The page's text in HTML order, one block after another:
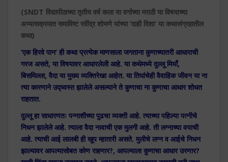
(SNDT विद्यापीठाच्या तृतीय वर्ष कला या वर्गाच्या मराठी या विषयाच्या
अभ्यासक्रमात समाविष्ट रवींद्र शोभणे यांच्या ‘दाही दिशा’ या कथासंग्रहातील
कथा)
‘एक हिरवे पान’ ही कथा प्रत्येक माणसाला जगताना कुणाच्यातरी आधाराची
गरज असते, या विषयावर आधारलेली आहे. या कथेमध्ये दुल्लू मियाँ,
बिसमिल्ला, वैदा या मुख्य व्यक्तिरेखा आहेत. या तिघांचेही वैवाहिक जीवन या ना
त्या कारणाने उद्ध्वस्त झालेले असल्याने ते कुणाचा ना कुणाचा आधार शोधत
राहतात.
दुल्लू हा साधारणतः पन्नाशीच्या पुढचा व्यक्ती आहे. त्याच्या पहिल्या पत्नीचे
निधन झालेले आहे. त्याला वैदा नावाची एक मुलगी आहे. ती लग्नाच्या वयाची
आहे. त्याची आई लालबी ही खूप म्हातारी असते. मुलीचे लग्न व आईचे निधन
झाल्यावर आपल्यासोबत कोण राहणार?, आपल्याला कुणाचा आधार उरणार?